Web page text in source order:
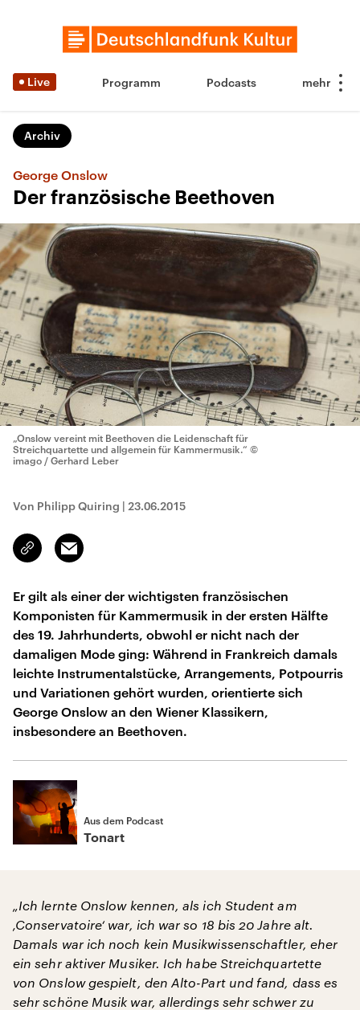
Live Programm Podcasts
Archiv
George Onslow
Der französische Beethoven
„Onslow vereint mit Beethoven die Leidenschaft für
Streichquartette und allgemein für Kammermusik.“ ©
imago / Gerhard Leber
Von Philipp Quiring | 23.06.2015
Link
kopieren/teilen
Email
Er gilt als einer der wichtigsten französischen
Komponisten für Kammermusik in der ersten Hälfte
des 19. Jahrhunderts, obwohl er nicht nach der
damaligen Mode ging: Während in Frankreich damals
leichte Instrumentalstücke, Arrangements, Potpourris
und Variationen gehört wurden, orientierte sich
George Onslow an den Wiener Klassikern,
insbesondere an Beethoven.
Aus dem Podcast
Tonart
„Ich lernte Onslow kennen, als ich Student am
‚Conservatoire‘ war, ich war so 18 bis 20 Jahre alt.
Damals war ich noch kein Musikwissenschaftler, eher
ein sehr aktiver Musiker. Ich habe Streichquartette
von Onslow gespielt, den Alto-Part und fand, dass es
sehr schöne Musik war, allerdings sehr schwer zu